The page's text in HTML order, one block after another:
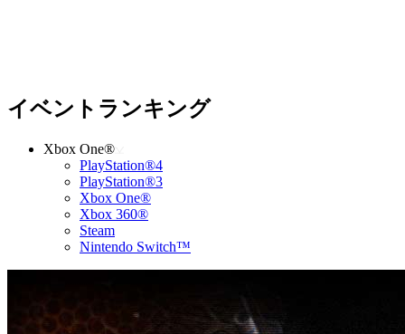
イベントランキング
Xbox One®
PlayStation®4
PlayStation®3
Xbox One®
Xbox 360®
Steam
Nintendo Switch™